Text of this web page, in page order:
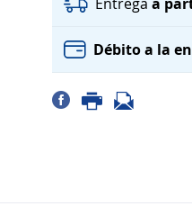
Débito a la